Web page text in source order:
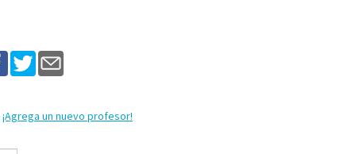
¡Agrega un nuevo profesor!